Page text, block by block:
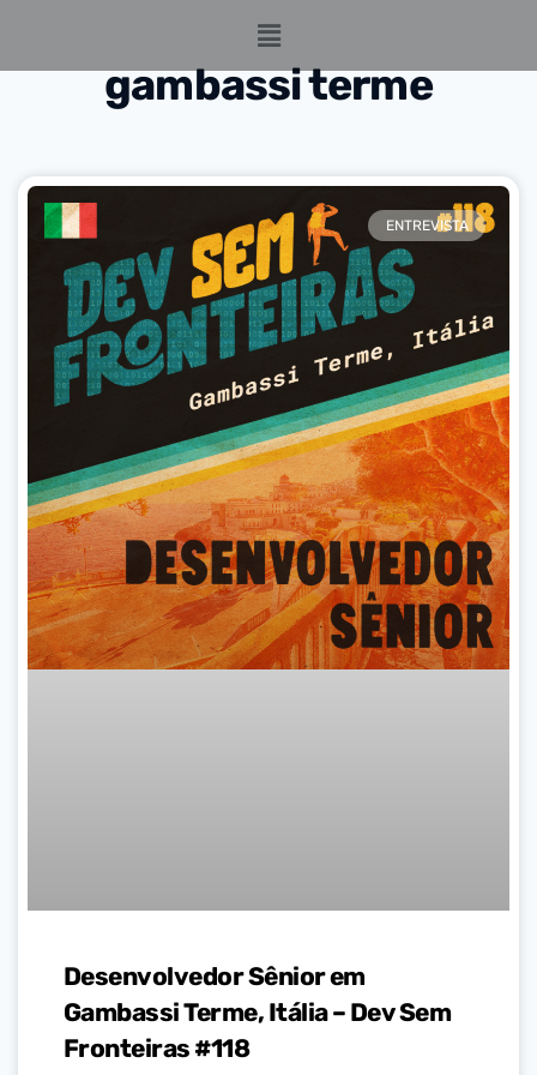
gambassi terme
ENTREVISTA
Desenvolvedor Sênior em
Gambassi Terme, Itália – Dev Sem
Fronteiras #118